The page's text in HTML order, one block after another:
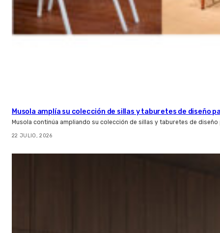
Musola amplía su colección de sillas y taburetes de diseño
Musola continúa ampliando su colección de sillas y taburetes de
22 JULIO, 2026